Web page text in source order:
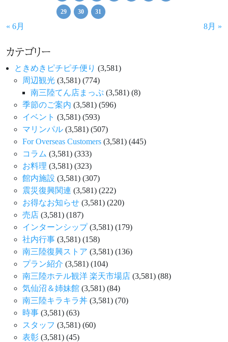
29 30 31
« 6月 8月 »
カテゴリー
ときめきピチピチ便り (3,581)
周辺観光 (3,581) (774)
南三陸てん店まっぷ (3,581) (8)
季節のご案内 (3,581) (596)
イベント (3,581) (593)
マリンパル (3,581) (507)
For Overseas Customers (3,581) (445)
コラム (3,581) (333)
お料理 (3,581) (323)
館内施設 (3,581) (307)
震災復興関連 (3,581) (222)
お得なお知らせ (3,581) (220)
売店 (3,581) (187)
インターンシップ(3,581) (179)
社内行事 (3,581) (158)
南三陸復興ストア (3,581) (136)
プラン紹介 (3,581) (104)
南三陸ホテル観洋 楽天市場店 (3,581) (88)
気仙沼＆姉妹館 (3,581) (84)
南三陸キラキラ丼 (3,581) (70)
時事 (3,581) (63)
スタッフ (3,581) (60)
表彰 (3,581) (45)